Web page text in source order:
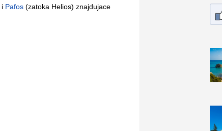
i Pafos (zatoka Helios) znajdujace